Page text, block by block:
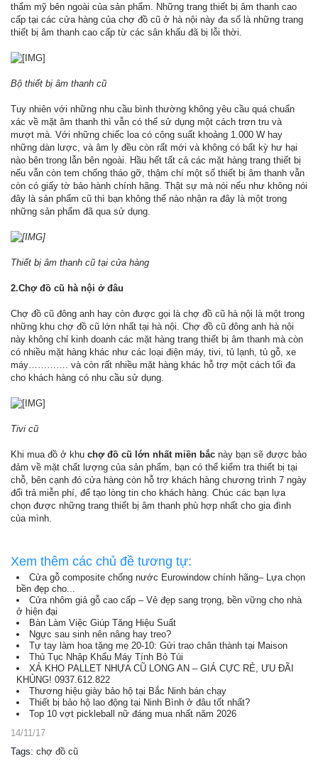
thẩm mỹ bên ngoài của sản phẩm. Những trang thiết bị âm thanh cao
cấp tại các cửa hàng của chợ đồ cũ ở hà nội này đa số là những trang
thiết bị âm thanh cao cấp từ các sân khấu đã bị lỗi thời.
Bộ thiết bị âm thanh cũ
Tuy nhiên với những nhu cầu bình thường không yêu cầu quá chuẩn
xác về mặt âm thanh thì vẫn có thể sử dụng một cách trơn tru và
mượt mà. Với những chiếc loa có công suất khoảng 1.000 W hay
những dàn lược, và âm ly đều còn rất mới và không có bất kỳ hư hại
nào bên trong lẫn bên ngoài. Hầu hết tất cả các mặt hàng trang thiết bị
nếu vẫn còn tem chống tháo gỡ, thậm chí một số thiết bị âm thanh vẫn
còn có giấy tờ bảo hành chính hãng. Thật sự mà nói nếu như không nói
đây là sản phẩm cũ thì bạn không thể nào nhận ra đây là một trong
những sản phẩm đã qua sử dụng.
Thiết bị âm thanh cũ tại cửa hàng
2.Chợ đồ cũ hà nội ở đâu
Chợ đồ cũ đông anh hay còn được gọi là chợ đồ cũ hà nội là một trong
những khu chợ đồ cũ lớn nhất tại hà nội. Chợ đồ cũ đông anh hà nội
này không chỉ kinh doanh các mặt hàng trang thiết bị âm thanh mà còn
có nhiều mặt hàng khác như các loại điện máy, tivi, tủ lạnh, tủ gỗ, xe
máy…………. và còn rất nhiều mặt hàng khác hỗ trợ một cách tối đa
cho khách hàng có nhu cầu sử dụng.
Tivi cũ
Khi mua đồ ở khu chợ đồ cũ lớn nhất miền bắc này bạn sẽ được bảo
đảm về mặt chất lượng của sản phẩm, bạn có thể kiểm tra thiết bị tại
chỗ, bên cạnh đó cửa hàng còn hỗ trợ khách hàng chương trình 7 ngày
đổi trả miễn phí, để tạo lòng tin cho khách hàng. Chúc các bạn lựa
chọn được những trang thiết bị âm thanh phù hợp nhất cho gia đình
của mình.
Xem thêm các chủ đề tương tự:
Cửa gỗ composite chống nước Eurowindow chính hãng– Lựa chọn
bền đẹp cho...
Cửa nhôm giả gỗ cao cấp – Vẻ đẹp sang trọng, bền vững cho nhà
ở hiện đại
Bàn Làm Việc Giúp Tăng Hiệu Suất
Ngực sau sinh nên nâng hay treo?
Tự tay làm hoa tặng mẹ 20-10: Gửi trao chân thành tại Maison
Thủ Tục Nhập Khẩu Máy Tính Bỏ Túi
XẢ KHO PALLET NHỰA CŨ LONG AN – GIÁ CỰC RẺ, ƯU ĐÃI
KHỦNG! 0937.612.822
Thương hiệu giày bảo hộ tại Bắc Ninh bán chạy
Thiết bị bảo hộ lao động tại Ninh Bình ở đâu tốt nhất?
Top 10 vợt pickleball nữ đáng mua nhất năm 2026
14/11/17
Tags: chợ đồ cũ